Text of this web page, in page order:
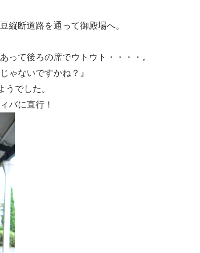
縦断道路を通って御殿場へ。
って後ろの席でウトウト・・・・。
ゃないですかね？』
でした。
バに直行！